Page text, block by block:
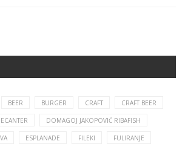
BEER BURGER CRAFT CRAFT BEER
DOMAGOJ JAKOPOVIĆ RIBAFISH
ESPLANADE FILEKI FULIRANJE